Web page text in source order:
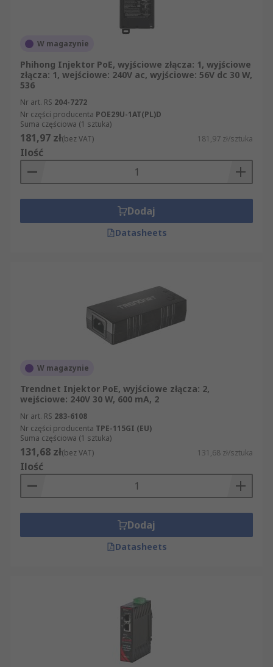
transformatory. Wszystkie zamówione produkty
dostarczamy Państwu w sposób błyskawiczny i
profesjonalny. Jako wiodący europejski
zasilacze i złącza, wybieramy tylko te artykuły z
kategorii Iniektory PoE, które pochodzą od
najbardziej poważanych dostawców w branży.
Oferujemy też produkty wytwarzane
bezpośrednio przez RS, które stanowią część
naszej oferty. Naszym priorytetem jest
satysfakcja klienta, dlatego zawsze, gdy to
możliwe, staramy się błyskawicznie dostarczyć
Iniektory PoE. RS spełnia najwyższe standardy
B2B, co oznacza, że mają Państwo gwarancję
wysokiej jakości wszystkich oferowanych przez
ponieważ oferujemy nie tylko wyjątkowo bogaty
asortyment, ale także możliwość jego szybkiego
przeglądania na naszej stronie internetowej.
W magazynie
Phihong Injektor PoE, wyjściowe złącza: 1, wyjściowe
złącza: 1, wejściowe: 240V ac, wyjściowe: 56V dc 30 W,
536
Nr art. RS 204-7272
Nr części producenta POE29U-1AT(PL)D
Suma częściowa (1 sztuka)
181,97 zł(bez VAT) 181,97 zł/sztuka
Ilość
Dodaj
Datasheets
W magazynie
Trendnet Injektor PoE, wyjściowe złącza: 2,
wejściowe: 240V 30 W, 600 mA, 2
Nr art. RS 283-6108
Nr części producenta TPE-115GI (EU)
Suma częściowa (1 sztuka)
131,68 zł(bez VAT) 131,68 zł/sztuka
Ilość
Dodaj
Datasheets